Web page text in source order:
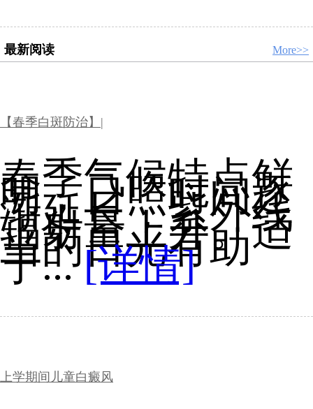
最新阅读 More>>
【春季白斑防治】|
春季气候特点鲜
明，日照时间逐
渐延长，紫外线
辐射量上升。适
当的日光有助
于...[详情]
上学期间儿童白癜风